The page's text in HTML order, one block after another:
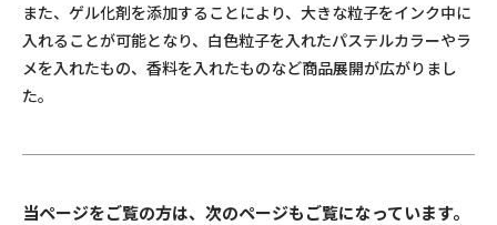
また、ゲル化剤を添加することにより、大きな粒子をインク中に
入れることが可能となり、白色粒子を入れたパステルカラーやラ
メを入れたもの、香料を入れたものなど商品展開が広がりまし
た。
当ページをご覧の方は、次のページもご覧になっています。